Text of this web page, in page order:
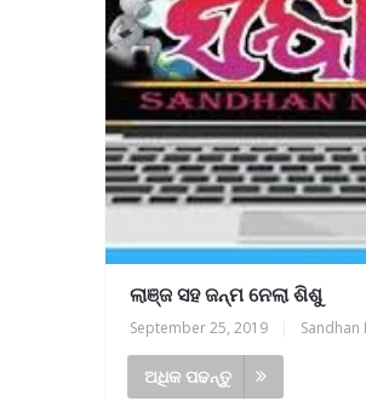
ଲାଞ୍ଜ ସହ ଜନ୍ମ ନେଲା ଶିଶୁ
September 25, 2019 Sandhan
ଅଧିକ ପଢନ୍ତୁ